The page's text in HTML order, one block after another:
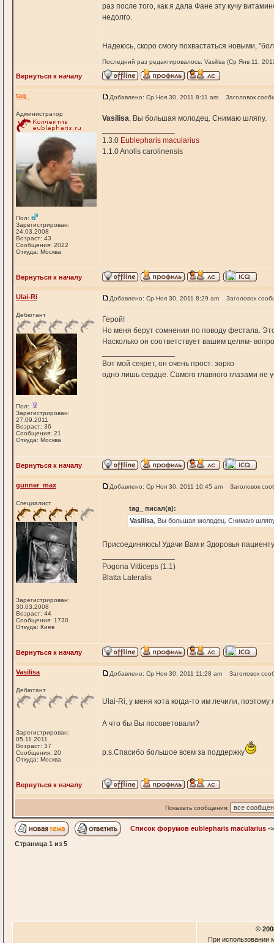
раз после того, как я дала Фане эту кучу
недолго.
Надеюсь, скоро смогу похвастаться новыми,
Последний раз редактировалось: Vasilisa (Ср Янв 11,
Вернуться к началу
tag_
Администратор
Пол:
Зарегистрирован:
24.03.2008
Возраст: 43
Сообщения: 2022
Откуда: Москва
Добавлено: Ср Ноя 30, 2011 8:11 am Заголовок
Vasilisa, Вы большая молодец. Снимаю шляпу.
1.3.0 Eublepharis macularius
1.1.0 Anolis carolinensis
Вернуться к началу
Ulai-Ri
Дебютант
Пол:
Зарегистрирован:
27.09.2011
Возраст: 36
Сообщения: 21
Откуда: Москва
Добавлено: Ср Ноя 30, 2011 8:29 am Заголовок
Герой!
Но меня берут сомнения по поводу фестала.
Насколько он соответствует вашим целям-
Вот мой секрет, он очень прост: зорко
одно лишь сердце. Самого главного глазами не
Вернуться к началу
gunner_max
Специалист
Зарегистрирован:
30.03.2008
Возраст: 44
Сообщения: 1730
Откуда: Киев
Добавлено: Ср Ноя 30, 2011 10:45 am Заголовок
tag_ писал(а):
Vasilisa, Вы большая молодец. Снимаю
Присоединяюсь! Удачи Вам и Здоровья
Pogona Vitticeps (1.1)
Blatta Lateralis
Вернуться к началу
Vasilisa
Дебютант
Зарегистрирован:
05.11.2011
Возраст: 37
Сообщения: 20
Откуда: Москва
Добавлено: Ср Ноя 30, 2011 11:28 am Заголовок
Ulai-Ri, у меня кота когда-то им лечили, поэтому
А что бы Вы посоветовали?
p.s.Спасибо большое всем за поддержку
Вернуться к началу
Показать сообщения:
Список форумов eublepharis macularius -
Страница 1 из 5
©
При использовании